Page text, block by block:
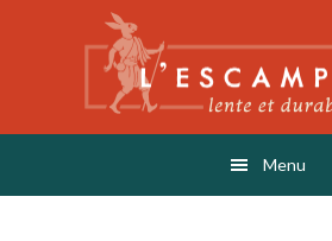
éditions lentes & durables
Menu